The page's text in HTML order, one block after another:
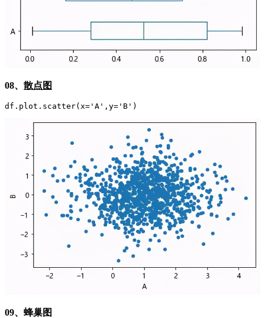
08、 散点图
df.plot.scatter(x='A',y='B')
09、蜂巢图